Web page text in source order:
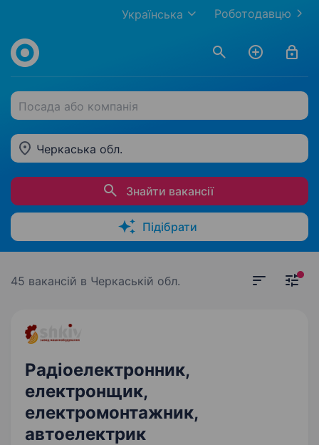
Роботодавцю
Українська
Посада або компанія
Черкаська обл.
Знайти вакансії
Підібрати
45 вакансій в Черкаській обл.
Радіоелектронник,
електронщик,
електромонтажник,
автоелектрик